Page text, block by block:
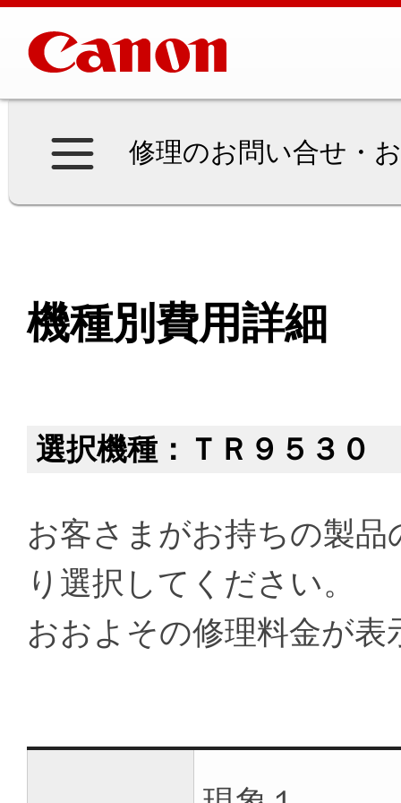
修理のお問い合せ・
機種別費用詳細
選択機種：ＴＲ９５３０
お客さまがお持ちの製
り選択してください。
おおよその修理料金が表